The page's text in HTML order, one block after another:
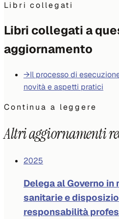
Libri collegati
Libri collegati a
aggiornamento
→Il processo di
novità e aspetti pratici
Continua a leggere
Altri aggiornamenti
2025
Delega al Governo
sanitarie e
responsabilità